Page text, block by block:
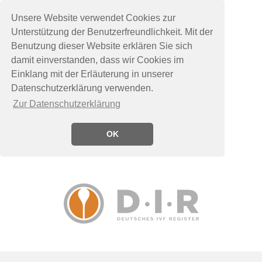
Unsere Website verwendet Cookies zur
Unterstützung der Benutzerfreundlichkeit. Mit der
Benutzung dieser Website erklären Sie sich
damit einverstanden, dass wir Cookies im
Einklang mit der Erläuterung in unserer
Datenschutzerklärung verwenden.
Zur Datenschutzerklärung
OK